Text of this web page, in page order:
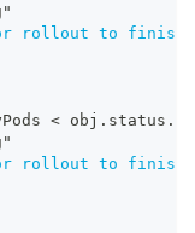
rollout to finish
<
rollout to finish